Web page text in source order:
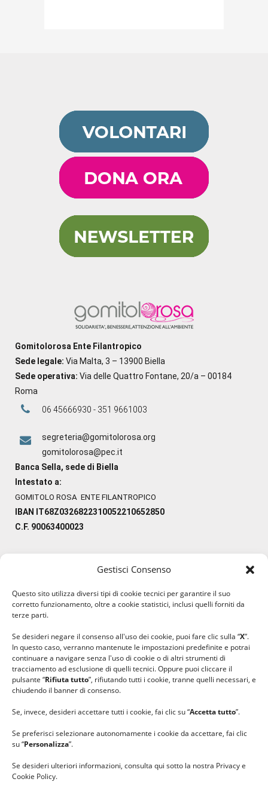
Gestisci Consenso
Questo sito utilizza diversi tipi di cookie tecnici per garantire il suo
corretto funzionamento, oltre a cookie statistici, inclusi quelli forniti da
terze parti.
Se desideri negare il consenso all'uso dei cookie, puoi fare clic sulla “X”.
In questo caso, verranno mantenute le impostazioni predefinite e potrai
continuare a navigare senza l'uso di cookie o di altri strumenti di
tracciamento ad esclusione di quelli tecnici. Oppure puoi cliccare il
pulsante “Rifiuta tutto”, rifiutando tutti i cookie, tranne quelli necessari, e
chiudendo il banner di consenso.
Se, invece, desideri accettare tutti i cookie, fai clic su “Accetta tutto”.
Se preferisci selezionare autonomamente i cookie da accettare, fai clic
su “Personalizza”.
Se desideri ulteriori informazioni, consulta qui sotto la nostra Privacy e
Cookie Policy.
Gomitolorosa Ente Filantropico
Sede legale: Via Malta, 3 – 13900 Biella
Sede operativa: Via delle Quattro Fontane, 20/a – 00184
Roma
06 45666930 - 351 9661003
segreteria@gomitolorosa.org
gomitolorosa@pec.it
Banca Sella, sede di Biella
Intestato a:
GOMITOLO ROSA ENTE FILANTROPICO
IBAN IT68Z0326822310052210652850
C.F. 90063400023
#lanaterapia
#ilcaloredellempatia